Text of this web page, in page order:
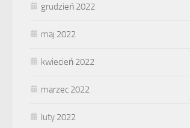
grudzień 2022
maj 2022
kwiecień 2022
marzec 2022
luty 2022